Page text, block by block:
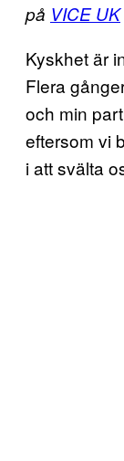
på VICE UK
Kyskhet är
Flera
och min
eftersom vi
i att svälta